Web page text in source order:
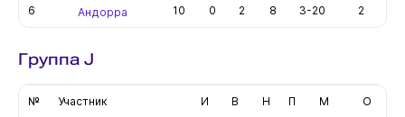
6 Андорра 10 0 2 8 3-20 2
Группа J
№ Участник И В Н П М О